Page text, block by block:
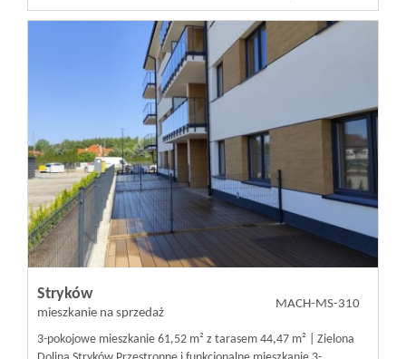
Stryków
mieszkanie na sprzedaż
MACH-MS-310
3-pokojowe mieszkanie 61,52 m² z tarasem 44,47 m² | Zielona